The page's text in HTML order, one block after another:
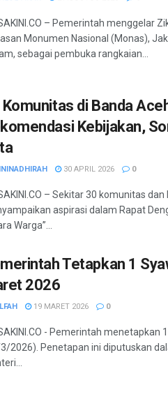
– Pemerintah menggelar
Monumen Nasional (Monas),
sebagai pembuka rangkaian...
di Banda
Kebijakan,
30 APRIL 2026 0
– Sekitar 30 komunitas
aspirasi dalam Rapat
Warga”...
Tetapkan 1
2026
19 MARET 2026 0
- Pemerintah menetapkan
2026). Penetapan ini diputuskan